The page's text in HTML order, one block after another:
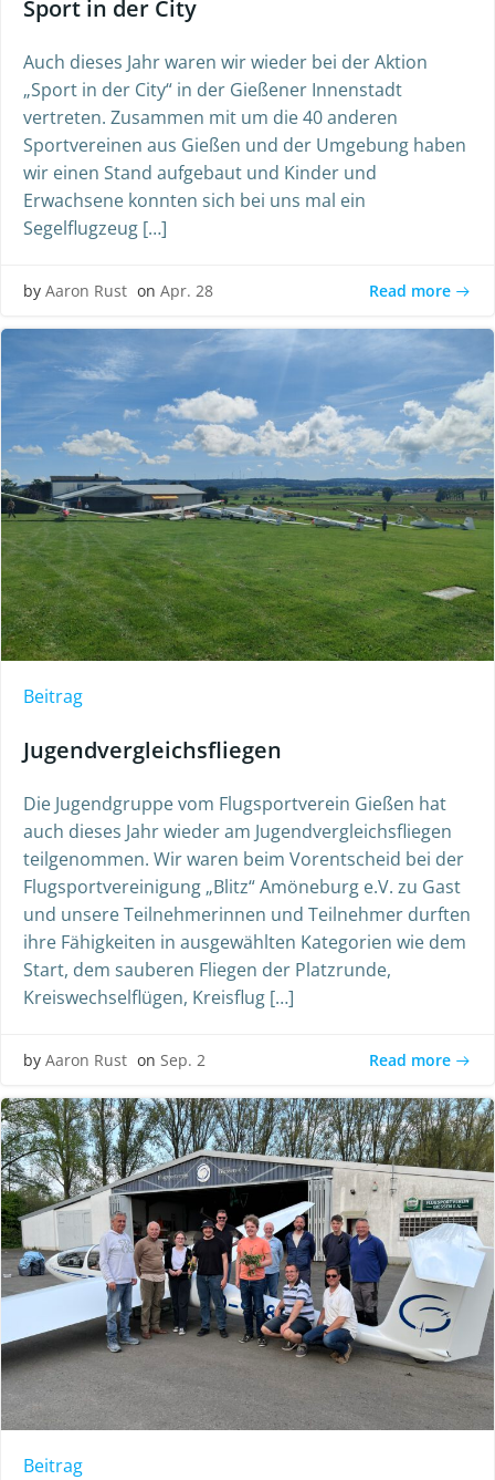
Sport in der City
Auch dieses Jahr waren wir wieder bei der Aktion
„Sport in der City“ in der Gießener Innenstadt
vertreten. Zusammen mit um die 40 anderen
Sportvereinen aus Gießen und der Umgebung haben
wir einen Stand aufgebaut und Kinder und
Erwachsene konnten sich bei uns mal ein
Segelflugzeug […]
by Aaron Rust on Apr. 28 Read more
Beitrag
Jugendvergleichsfliegen
Die Jugendgruppe vom Flugsportverein Gießen hat
auch dieses Jahr wieder am Jugendvergleichsfliegen
teilgenommen. Wir waren beim Vorentscheid bei der
Flugsportvereinigung „Blitz“ Amöneburg e.V. zu Gast
und unsere Teilnehmerinnen und Teilnehmer durften
ihre Fähigkeiten in ausgewählten Kategorien wie dem
Start, dem sauberen Fliegen der Platzrunde,
Kreiswechselflügen, Kreisflug […]
by Aaron Rust on Sep. 2 Read more
Beitrag